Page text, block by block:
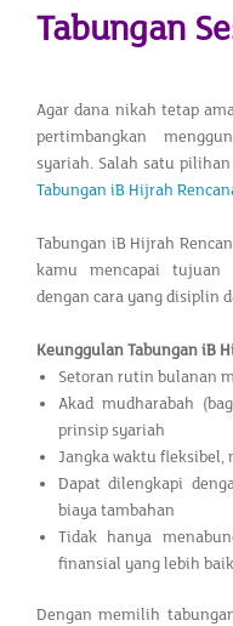
Tabungan
Agar dana nikah tetap
pertimbangkan
syariah. Salah satu
Tabungan iB Hijrah
Tabungan iB Hijrah
kamu mencapai tujuan
dengan cara yang disiplin
Keunggulan Tabungan iB
Setoran rutin bulanan
Akad mudharabah
prinsip syariah
Jangka waktu fleksibel,
Dapat dilengkapi
biaya tambahan
Tidak hanya
finansial yang lebih baik
Dengan memilih